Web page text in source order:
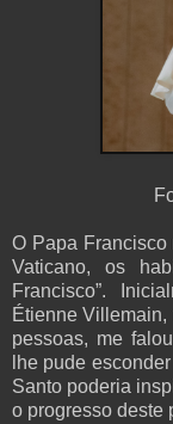
O Papa Francisco
Vaticano, os
Francisco”.
Étienne
pessoas, me
lhe pude
Santo poderia
o progresso deste